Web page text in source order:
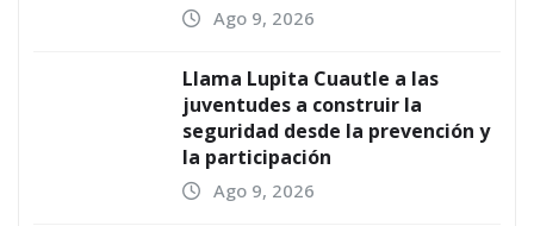
Ago 9, 2026
Llama Lupita Cuautle a las
juventudes a construir la
seguridad desde la prevención y
la participación
Ago 9, 2026